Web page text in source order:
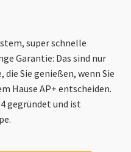
super schnelle
Garantie: Das sind nur
Sie genießen, wenn Sie
Hause AP+ entscheiden.
gegründet und ist